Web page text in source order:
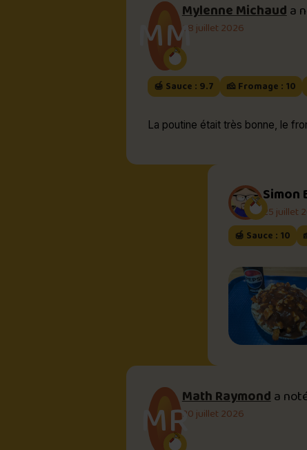
MMMylenne Michauda
28 juillet 2026
🍯 Sauce : 9.7 🧀 Fromage : 10
La poutine était très bonne, le
Simon
25 juillet
🍯 Sauce : 10
MRMath Raymonda
20 juillet 2026